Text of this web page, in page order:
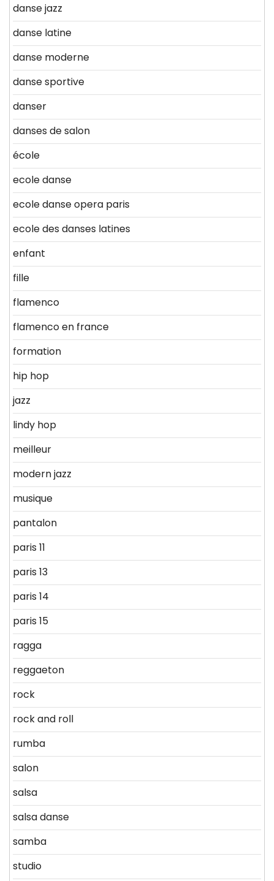
danse jazz
danse latine
danse moderne
danse sportive
danser
danses de salon
école
ecole danse
ecole danse opera paris
ecole des danses latines
enfant
fille
flamenco
flamenco en france
formation
hip hop
jazz
lindy hop
meilleur
modern jazz
musique
pantalon
paris 11
paris 13
paris 14
paris 15
ragga
reggaeton
rock
rock and roll
rumba
salon
salsa
salsa danse
samba
studio